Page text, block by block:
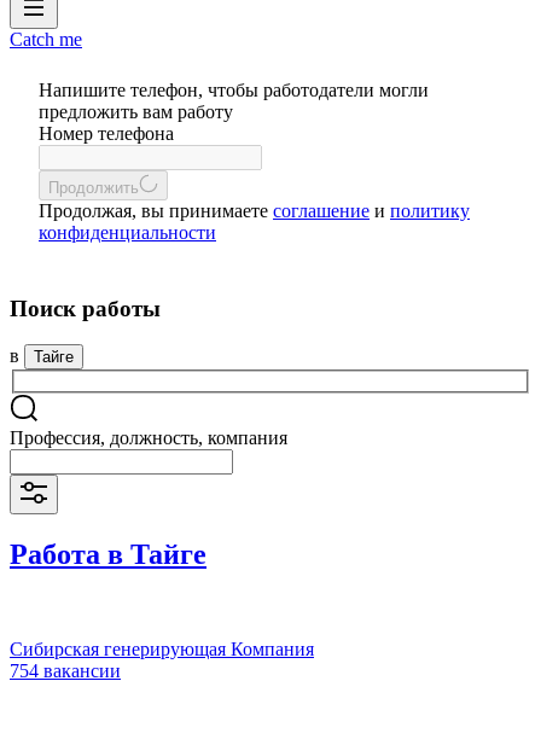
Catch me
Напишите телефон, чтобы работодатели могли
предложить вам работу
Номер телефона
Продолжить
Продолжая, вы принимаете соглашение и политику
конфиденциальности
Поиск работы
в Тайге
Профессия, должность, компания
Работа в Тайге
Сибирская генерирующая Компания
754 вакансии